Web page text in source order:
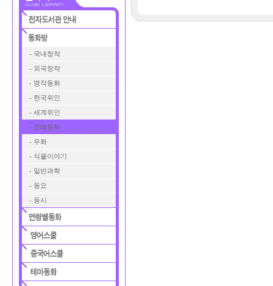
- 국내창작
- 외국창작
- 명작동화
- 한국위인
- 세계위인
- 전래동화
- 우화
- 식물이야기
- 일반과학
- 동요
- 동시